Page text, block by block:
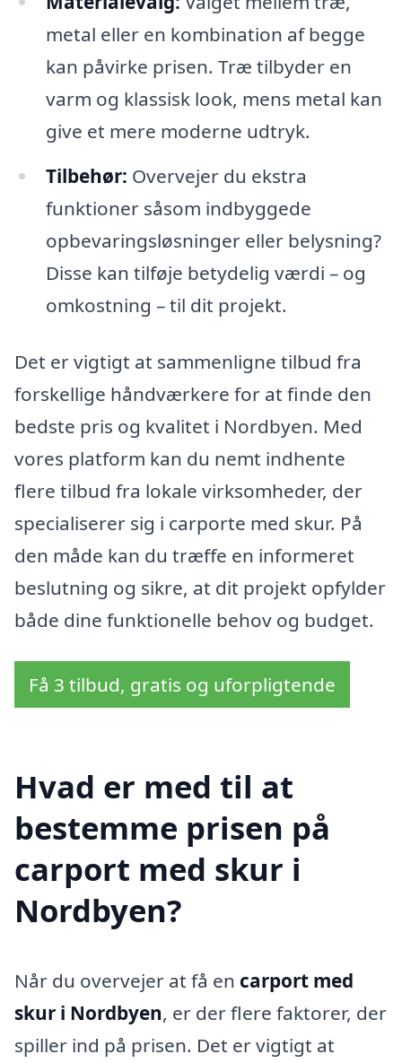
metal eller en kombination af begge
kan påvirke prisen. Træ tilbyder en
varm og klassisk look, mens metal kan
give et mere moderne udtryk.
Tilbehør: Overvejer du ekstra
funktioner såsom indbyggede
opbevaringsløsninger eller belysning?
Disse kan tilføje betydelig værdi – og
omkostning – til dit projekt.
Det er vigtigt at sammenligne tilbud fra
forskellige håndværkere for at finde den
bedste pris og kvalitet i Nordbyen. Med
vores platform kan du nemt indhente
flere tilbud fra lokale virksomheder, der
specialiserer sig i carporte med skur. På
den måde kan du træffe en informeret
beslutning og sikre, at dit projekt opfylder
både dine funktionelle behov og budget.
Få 3 tilbud, gratis og uforpligtende
Hvad er med til at
bestemme prisen på
carport med skur i
Nordbyen?
Når du overvejer at få en carport med
skur i Nordbyen, er der flere faktorer, der
spiller ind på prisen. Det er vigtigt at